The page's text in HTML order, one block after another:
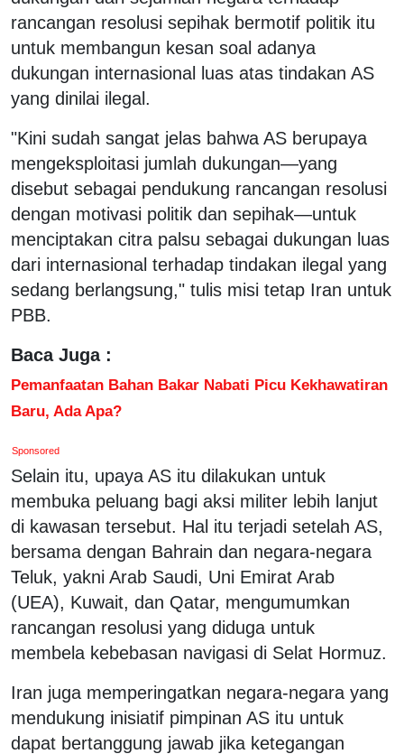
rancangan resolusi sepihak bermotif politik itu
untuk membangun kesan soal adanya
dukungan internasional luas atas tindakan AS
yang dinilai ilegal.
"Kini sudah sangat jelas bahwa AS berupaya
mengeksploitasi jumlah dukungan—yang
disebut sebagai pendukung rancangan resolusi
dengan motivasi politik dan sepihak—untuk
menciptakan citra palsu sebagai dukungan luas
dari internasional terhadap tindakan ilegal yang
sedang berlangsung," tulis misi tetap Iran untuk
PBB.
Baca Juga :
Pemanfaatan Bahan Bakar Nabati Picu Kekhawatiran
Baru, Ada Apa?
Sponsored
Selain itu, upaya AS itu dilakukan untuk
membuka peluang bagi aksi militer lebih lanjut
di kawasan tersebut. Hal itu terjadi setelah AS,
bersama dengan Bahrain dan negara-negara
Teluk, yakni Arab Saudi, Uni Emirat Arab
(UEA), Kuwait, dan Qatar, mengumumkan
rancangan resolusi yang diduga untuk
membela kebebasan navigasi di Selat Hormuz.
Iran juga memperingatkan negara-negara yang
mendukung inisiatif pimpinan AS itu untuk
dapat bertanggung jawab jika ketegangan